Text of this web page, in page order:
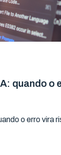
quando o
o erro vira